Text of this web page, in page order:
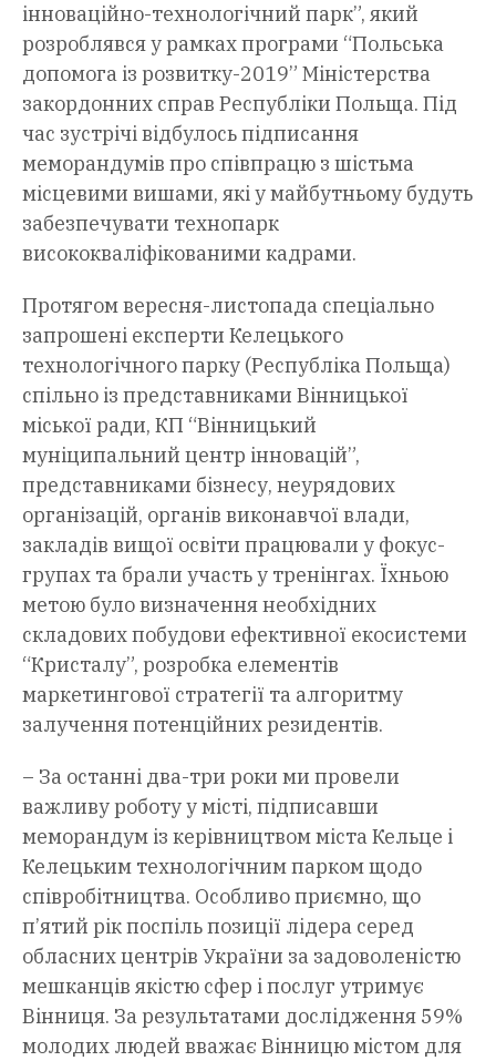
інноваційно-технологічний парк”, який
розроблявся у рамках програми “Польська
допомога із розвитку-2019” Міністерства
закордонних справ Республіки Польща. Під
час зустрічі відбулось підписання
меморандумів про співпрацю з шістьма
місцевими вишами, які у майбутньому будуть
забезпечувати технопарк
висококваліфікованими кадрами.
Протягом вересня-листопада спеціально
запрошені експерти Келецького
технологічного парку (Республіка Польща)
спільно із представниками Вінницької
міської ради, КП “Вінницький
муніципальний центр інновацій”,
представниками бізнесу, неурядових
організацій, органів виконавчої влади,
закладів вищої освіти працювали у фокус-
групах та брали участь у тренінгах. Їхньою
метою було визначення необхідних
складових побудови ефективної екосистеми
“Кристалу”, розробка елементів
маркетингової стратегії та алгоритму
залучення потенційних резидентів.
– За останні два-три роки ми провели
важливу роботу у місті, підписавши
меморандум із керівництвом міста Кельце і
Келецьким технологічним парком щодо
співробітництва. Особливо приємно, що
п’ятий рік поспіль позиції лідера серед
обласних центрів України за задоволеністю
мешканців якістю сфер і послуг утримує
Вінниця. За результатами дослідження 59%
молодих людей вважає Вінницю містом для